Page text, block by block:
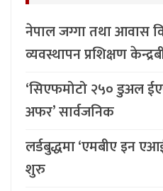
नेपाल जग्गा तथा आवास
व्यवस्थापन प्रशिक्षण
‘सिएफमोटो २५० डुअल
अफर’ सार्वजनिक
लर्डबुद्धमा ‘एमबीए इन
शुरु